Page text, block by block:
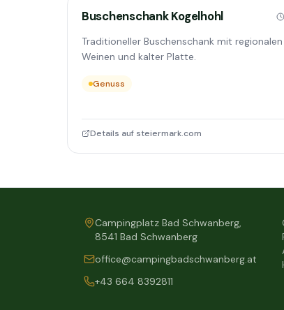
Buschenschank Kogelhohl
Traditioneller Buschenschank mit regionalen
Weinen und kalter Platte.
Genuss
Details auf steiermark.com
Campingplatz Bad Schwanberg,
8541 Bad Schwanberg
office@campingbadschwanberg.at
+43 664 8392811